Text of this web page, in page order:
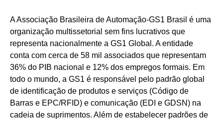
A Associação Brasileira de Automação-GS1 Brasil é uma
organização multissetorial sem fins lucrativos que
representa nacionalmente a GS1 Global. A entidade
conta com cerca de 58 mil associados que representam
36% do PIB nacional e 12% dos empregos formais. Em
todo o mundo, a GS1 é responsável pelo padrão global
de identificação de produtos e serviços (Código de
Barras e EPC/RFID) e comunicação (EDI e GDSN) na
cadeia de suprimentos. Além de estabelecer padrões de